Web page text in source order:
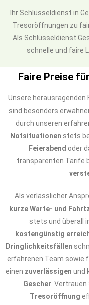
Ihr Schlüsseldienst in
Tresoröffnungen zu
Als Schlüsseldienst
schnelle und faire
Faire Preise
Unsere herausragenden
sind besonders
durch unseren
Notsituationen stets
Feierabend oder
transparenten Tarife
Als verlässlicher
kurze Warte- und
stets und überall
kostengünstig
Dringlichkeitsfällen
erfahrenen Team sowie
einen zuverlässigen und
Gescher .
Tresoröffnung